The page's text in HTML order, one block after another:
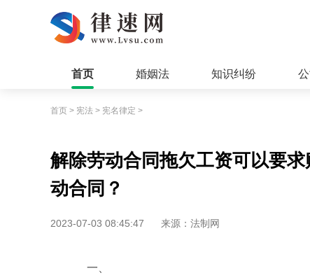
首页 婚姻法 知识纠纷
首页 > 宪法 > 宪名律定 >
解除劳动合同拖欠工资可以要
动合同？
2023-07-03 08:45:47 来源：法制网
一、